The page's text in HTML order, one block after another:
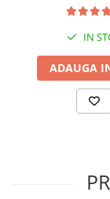
IN
ADAUGA